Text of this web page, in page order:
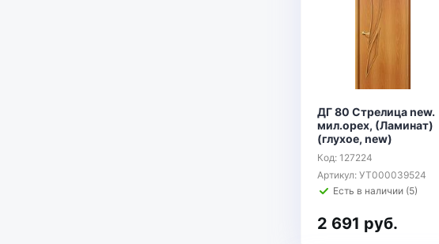
ДГ 80 Стрелица new.
мил.орех, (Ламинат)
(глухое, new)
Код: 127224
Артикул: УТ000039524
Есть в наличии (5)
2 691 руб.